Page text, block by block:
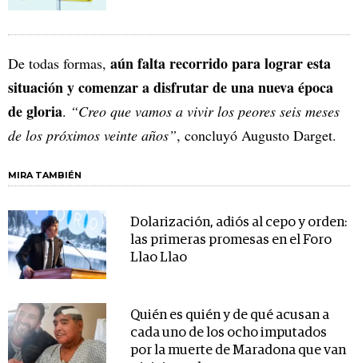
De todas formas, aún falta recorrido para lograr esta
situación y comenzar a disfrutar de una nueva época
de gloria. “Creo que vamos a vivir los peores seis meses
de los próximos veinte años”, concluyó Augusto Darget.
MIRA TAMBIÉN
Dolarización, adiós al cepo y orden:
las primeras promesas en el Foro
Llao Llao
Quién es quién y de qué acusan a
cada uno de los ocho imputados
por la muerte de Maradona que van